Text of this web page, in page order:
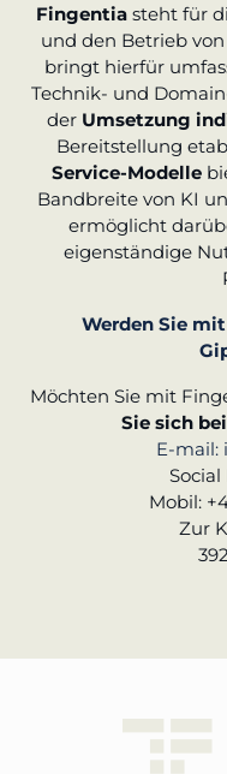
Fingentia steht für
und den Betrieb von
bringt hierfür
Technik- und
der Umsetzung
Bereitstellung
Service-Modelle
Bandbreite von KI
ermöglicht
eigenständige
Werden Sie
Möchten Sie mit
Sie sich
E-mail:
Social
Mobil:
Zur